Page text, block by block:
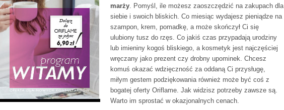
marży. Pomyśl, ile możesz zaoszczędzić na zakupach dla
siebie i swoich bliskich. Co miesiąc wydajesz pieniądze na
szampon, krem, pomadkę, a może skończył Ci się
ulubiony tusz do rzęs. Co jakiś czas przypadają urodziny
lub imieniny kogoś bliskiego, a kosmetyk jest najczęściej
wręczany jako prezent czy drobny upominek. Chcesz
komuś okazać wdzięczność za oddaną Ci przysługę,
miłym gestem podziękowania również może być coś z
bogatej oferty Oriflame. Jak widzisz potrzeby zawsze są.
Warto im sprostać w okazjonalnych cenach.